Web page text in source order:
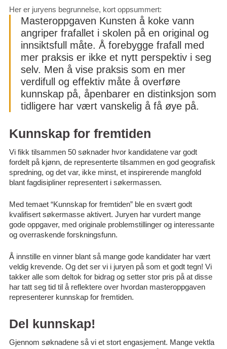
Her er juryens begrunnelse, kort oppsummert:
Masteroppgaven Kunsten å koke vann
angriper frafallet i skolen på en original og
innsiktsfull måte. Å forebygge frafall med
mer praksis er ikke et nytt perspektiv i seg
selv. Men å vise praksis som en mer
verdifull og effektiv måte å overføre
kunnskap på, åpenbarer en distinksjon som
tidligere har vært vanskelig å få øye på.
Kunnskap for fremtiden
Vi fikk tilsammen 50 søknader hvor kandidatene var godt
fordelt på kjønn, de representerte tilsammen en god geografisk
spredning, og det var, ikke minst, et inspirerende mangfold
blant fagdisipliner representert i søkermassen.
Med temaet “Kunnskap for fremtiden” ble en svært godt
kvalifisert søkermasse aktivert. Juryen har vurdert mange
gode oppgaver, med originale problemstillinger og interessante
og overraskende forskningsfunn.
Å innstille en vinner blant så mange gode kandidater har vært
veldig krevende. Og det ser vi i juryen på som et godt tegn! Vi
takker alle som deltok for bidrag og setter stor pris på at disse
har tatt seg tid til å reflektere over hvordan masteroppgaven
representerer kunnskap for fremtiden.
Del kunnskap!
Gjennom søknadene så vi et stort engasjement. Mange vektla